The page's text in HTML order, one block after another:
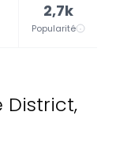
2,7k
Popularité
District,